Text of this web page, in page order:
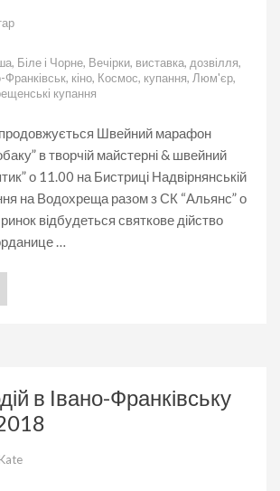
, Біле і Чорне, Вечірки, виставка, дозвілля,
Франківськ, кіно, Космос, купання, Люм'єр,
купання
продовжується Швейний марафон
в творчій майстерні & швейний
о 11.00 на Бистриці Надвірнянській
на Водохреща разом з СК “Альянс” о
відбудеться святкове дійство
…
в Івано-Франківську